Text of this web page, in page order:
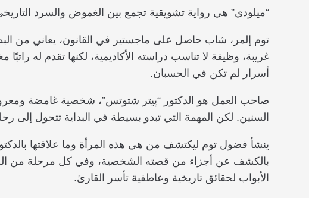
“ميلودي” هي رواية تشويقية تجمع بين الغموض والسرد
توم إلمر، شاب حاصل على ماجستير في القانون، يعاني من
غريبة، وظيفة لا تناسب دراسته الأكاديمية، لكنها تقدم له
أسرار لم تكن في الحسبان.
صاحب العمل هو الدكتور “پيتر شتوتس”، شخصية غامضة
السنين. لكن المهمة التي تبدو بسيطة في البداية تتحول إلى
ينشأ فضول توم ليكتشف من هي هذه المرأة وما علاقتها
بالكشف عن أجزاء من قصته الشخصية، وفي كل مرحلة من
الأبواب لحقائق تاريخية وعاطفية تأسر القارئ.